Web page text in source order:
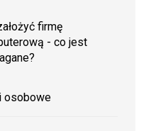
firmę
- co jest
osobowe